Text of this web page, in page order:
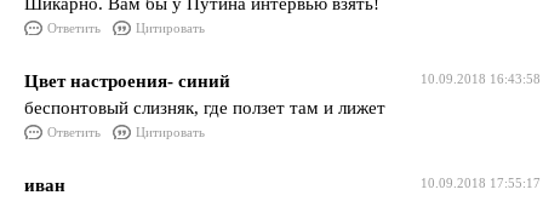
Ответить Цитировать
10.09.2018 16:43:58
Цвет настроения- синий
беспонтовый слизняк, где ползет там и лижет
Ответить Цитировать
10.09.2018 17:55:17
иван